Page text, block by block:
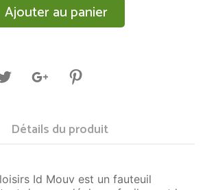
Ajouter au panier
Détails du produit
Id Mouv est un fauteuil